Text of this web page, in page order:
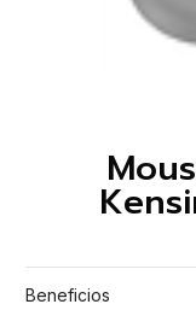
Beneficios